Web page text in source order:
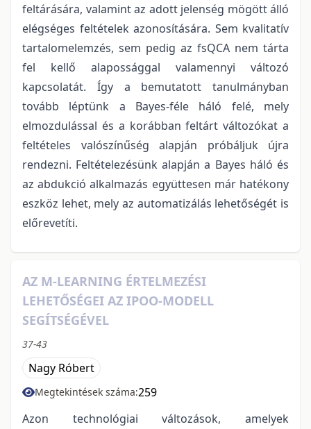
feltárására, valamint az adott jelenség mögött álló
elégséges feltételek azonosítására. Sem kvalitatív
tartalomelemzés, sem pedig az fsQCA nem tárta
fel kellő alapossággal valamennyi változó
kapcsolatát. Így a bemutatott tanulmányban
tovább léptünk a Bayes-féle háló felé, mely
elmozdulással és a korábban feltárt változókat a
feltételes valószínűség alapján próbáljuk újra
rendezni. Feltételezésünk alapján a Bayes háló és
az abdukció alkalmazás együttesen már hatékony
eszköz lehet, mely az automatizálás lehetőségét is
előrevetíti.
AZ M-LEARNING ÉRTELMEZÉSI
LEHETŐSÉGEI AZ IPOO-MODELL
SEGÍTSÉGÉVEL
37-43
Nagy Róbert
Megtekintések száma:259
Azon technológiai változások, amelyek